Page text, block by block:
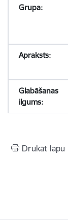
Drukāt lapu